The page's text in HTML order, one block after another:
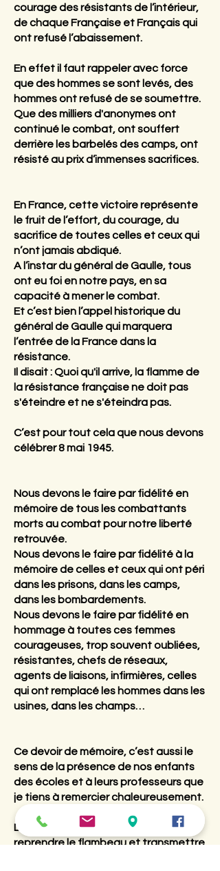
courage des résistants de l’intérieur,
de chaque Française et Français qui
ont refusé l’abaissement.
En effet il faut rappeler avec force
que des hommes se sont levés, des
hommes ont refusé de se soumettre.
Que des milliers d'anonymes ont
continué le combat, ont souffert
derrière les barbelés des camps, ont
résisté au prix d’immenses sacrifices.
En France, cette victoire représente
le fruit de l’effort, du courage, du
sacrifice de toutes celles et ceux qui
n’ont jamais abdiqué.
A l’instar du général de Gaulle, tous
ont eu foi en notre pays, en sa
capacité à mener le combat.
Et c’est bien l’appel historique du
général de Gaulle qui marquera
l’entrée de la France dans la
résistance.
Il disait : Quoi qu'il arrive, la flamme de
la résistance française ne doit pas
s'éteindre et ne s'éteindra pas.
C’est pour tout cela que nous devons
célébrer 8 mai 1945.
Nous devons le faire par fidélité en
mémoire de tous les combattants
morts au combat pour notre liberté
retrouvée.
Nous devons le faire par fidélité à la
mémoire de celles et ceux qui ont péri
dans les prisons, dans les camps,
dans les bombardements.
Nous devons le faire par fidélité en
hommage à toutes ces femmes
courageuses, trop souvent oubliées,
résistantes, chefs de réseaux,
agents de liaisons, infirmières, celles
qui ont remplacé les hommes dans les
usines, dans les champs…
Ce devoir de mémoire, c’est aussi le
sens de la présence de nos enfants
des écoles et à leurs professeurs que
je tiens à remercier chaleureusement.
Demain, ils seront appelés à
reprendre le flambeau et transmettre